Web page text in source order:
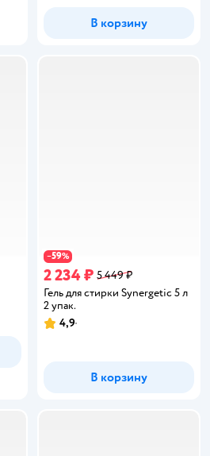
В корзину
−59%
2 234 ₽ 5 449 ₽
Гель для стирки Synergetic 5 л
2 упак.
Рейтинг:
4,9
В корзину